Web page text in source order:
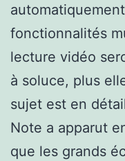
fonctionnalités
lecture vidéo
à soluce, plus
sujet est en
Note a apparut
que les grands